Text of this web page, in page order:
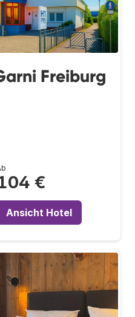
Freiburg
€
Ansicht Hotel